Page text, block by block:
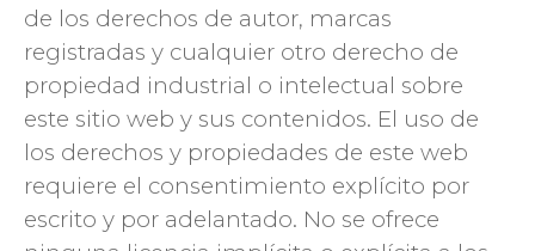
de los derechos de autor, marcas
registradas y cualquier otro derecho de
propiedad industrial o intelectual sobre
este sitio web y sus contenidos. El uso de
los derechos y propiedades de este web
requiere el consentimiento explícito por
escrito y por adelantado. No se ofrece